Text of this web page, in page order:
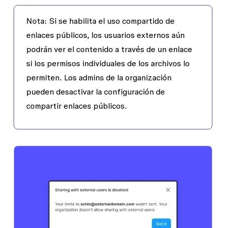
Nota: Si se habilita el uso compartido de
enlaces públicos, los usuarios externos aún
podrán ver el contenido a través de un enlace
si los permisos individuales de los archivos lo
permiten. Los admins de la organización
pueden desactivar la configuración de
compartir enlaces públicos.